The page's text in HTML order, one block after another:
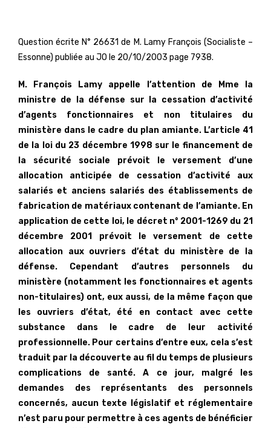
Question écrite N° 26631 de M. Lamy François (Socialiste –
Essonne) publiée au JO le 20/10/2003 page 7938.
M. François Lamy appelle l’attention de Mme la
ministre de la défense sur la cessation d’activité
d’agents fonctionnaires et non titulaires du
ministère dans le cadre du plan amiante. L’article 41
de la loi du 23 décembre 1998 sur le financement de
la sécurité sociale prévoit le versement d’une
allocation anticipée de cessation d’activité aux
salariés et anciens salariés des établissements de
fabrication de matériaux contenant de l’amiante. En
application de cette loi, le décret n° 2001-1269 du 21
décembre 2001 prévoit le versement de cette
allocation aux ouvriers d’état du ministère de la
défense. Cependant d’autres personnels du
ministère (notamment les fonctionnaires et agents
non-titulaires) ont, eux aussi, de la même façon que
les ouvriers d’état, été en contact avec cette
substance dans le cadre de leur activité
professionnelle. Pour certains d’entre eux, cela s’est
traduit par la découverte au fil du temps de plusieurs
complications de santé. A ce jour, malgré les
demandes des représentants des personnels
concernés, aucun texte législatif et réglementaire
n’est paru pour permettre à ces agents de bénéficier